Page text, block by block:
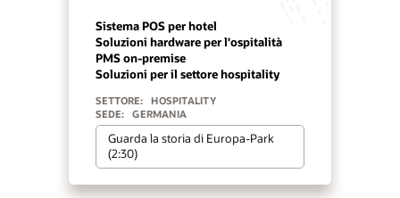
Sistema POS per hotel
Soluzioni hardware per l'ospitalità
PMS on-premise
Soluzioni per il settore hospitality
SETTORE:
HOSPITALITY
SEDE:
GERMANIA
Guarda la storia di Europa-Park
(2:30)